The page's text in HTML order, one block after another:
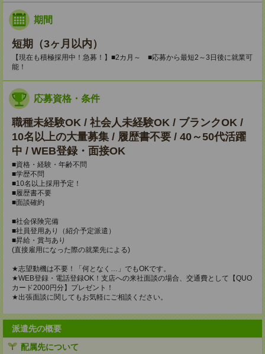
期間
短期（3ヶ月以内）
【現在も積極採用中！急募！】■2カ月～ ■応募から最短2～3日後に就業可
能！
応募資格・条件
職種未経験OK / 社会人未経験OK / ブランクOK /
10名以上の大量募集 / 履歴書不要 / 40～50代活躍
中 / WEB登録・面接OK
■資格・経験・年齢不問
■学歴不問
■10名以上採用予定！
■履歴書不要
■面談確約
■社会保険完備
■社員登用あり（紹介予定派遣）
■昇給・賞与あり
(直接雇用になった際の就業先による)
★志望動機は不要！「何となく…」でもOKです。
★WEB登録・電話登録OK！支店への来社面談の場合、交通費として【QUO
カード2000円分】プレゼント！
★出張面談に関してもお気軽にご相談ください。
派遣先の概要
配属先について